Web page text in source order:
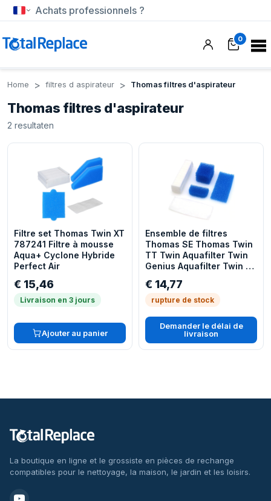
Achats professionnels ?
0
Home filtres d aspirateur Thomas filtres d'aspirateur
Thomas filtres d'aspirateur
2 resultaten
Filtre set Thomas Twin XT
787241 Filtre à mousse
Aqua+ Cyclone Hybride
Perfect Air
€ 15,46
Livraison en 3 jours
Ajouter au panier
Ensemble de filtres
Thomas SE Thomas Twin
TT Twin Aquafilter Twin
Genius Aquafilter Twin T1
T2 Aquafilter Twin TT
Parquett Aquafilter
€ 14,77
rupture de stock
Demander le délai de
livraison
La boutique en ligne et le grossiste en pièces de rechange
compatibles pour le nettoyage, la maison, le jardin et les loisirs.